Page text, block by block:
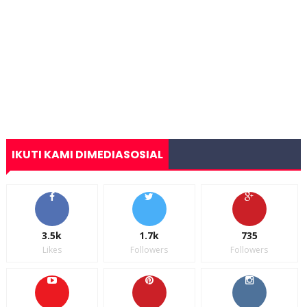
IKUTI KAMI DIMEDIASOSIAL
3.5k
Likes
1.7k
Followers
735
Followers